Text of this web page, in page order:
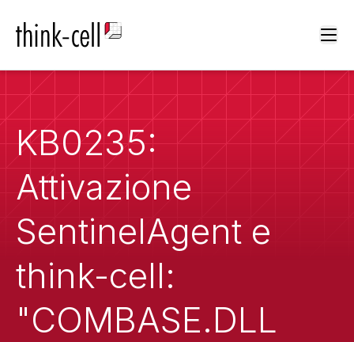
KB0235:
Attivazione
SentinelAgent e
think-cell:
"COMBASE.DLL